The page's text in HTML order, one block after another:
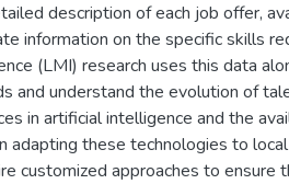
description of each job offer,
information on the specific skills
(LMI) research uses this data
and understand the evolution of
in artificial intelligence and the
adapting these technologies to
customized approaches to